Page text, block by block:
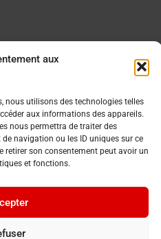
aux
nous utilisons des technologies telles
aux informations des appareils.
nous permettra de traiter des
navigation ou les ID uniques sur ce
retirer son consentement peut avoir un
et fonctions.